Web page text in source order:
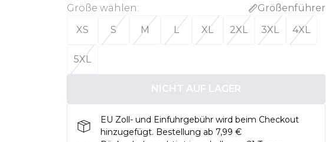
Größe wählen:
Größenführer
XS
S M L XL 2XL 3XL 4XL
5XL
NICHT AUF LAGER
EU Zoll- und Einfuhrgebühr wird beim Checkout
hinzugefügt. Bestellung ab 7,99 €